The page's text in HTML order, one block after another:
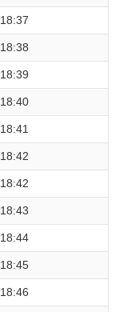
18:37
18:38
18:39
18:40
18:41
18:42
18:42
18:43
18:44
18:45
18:46